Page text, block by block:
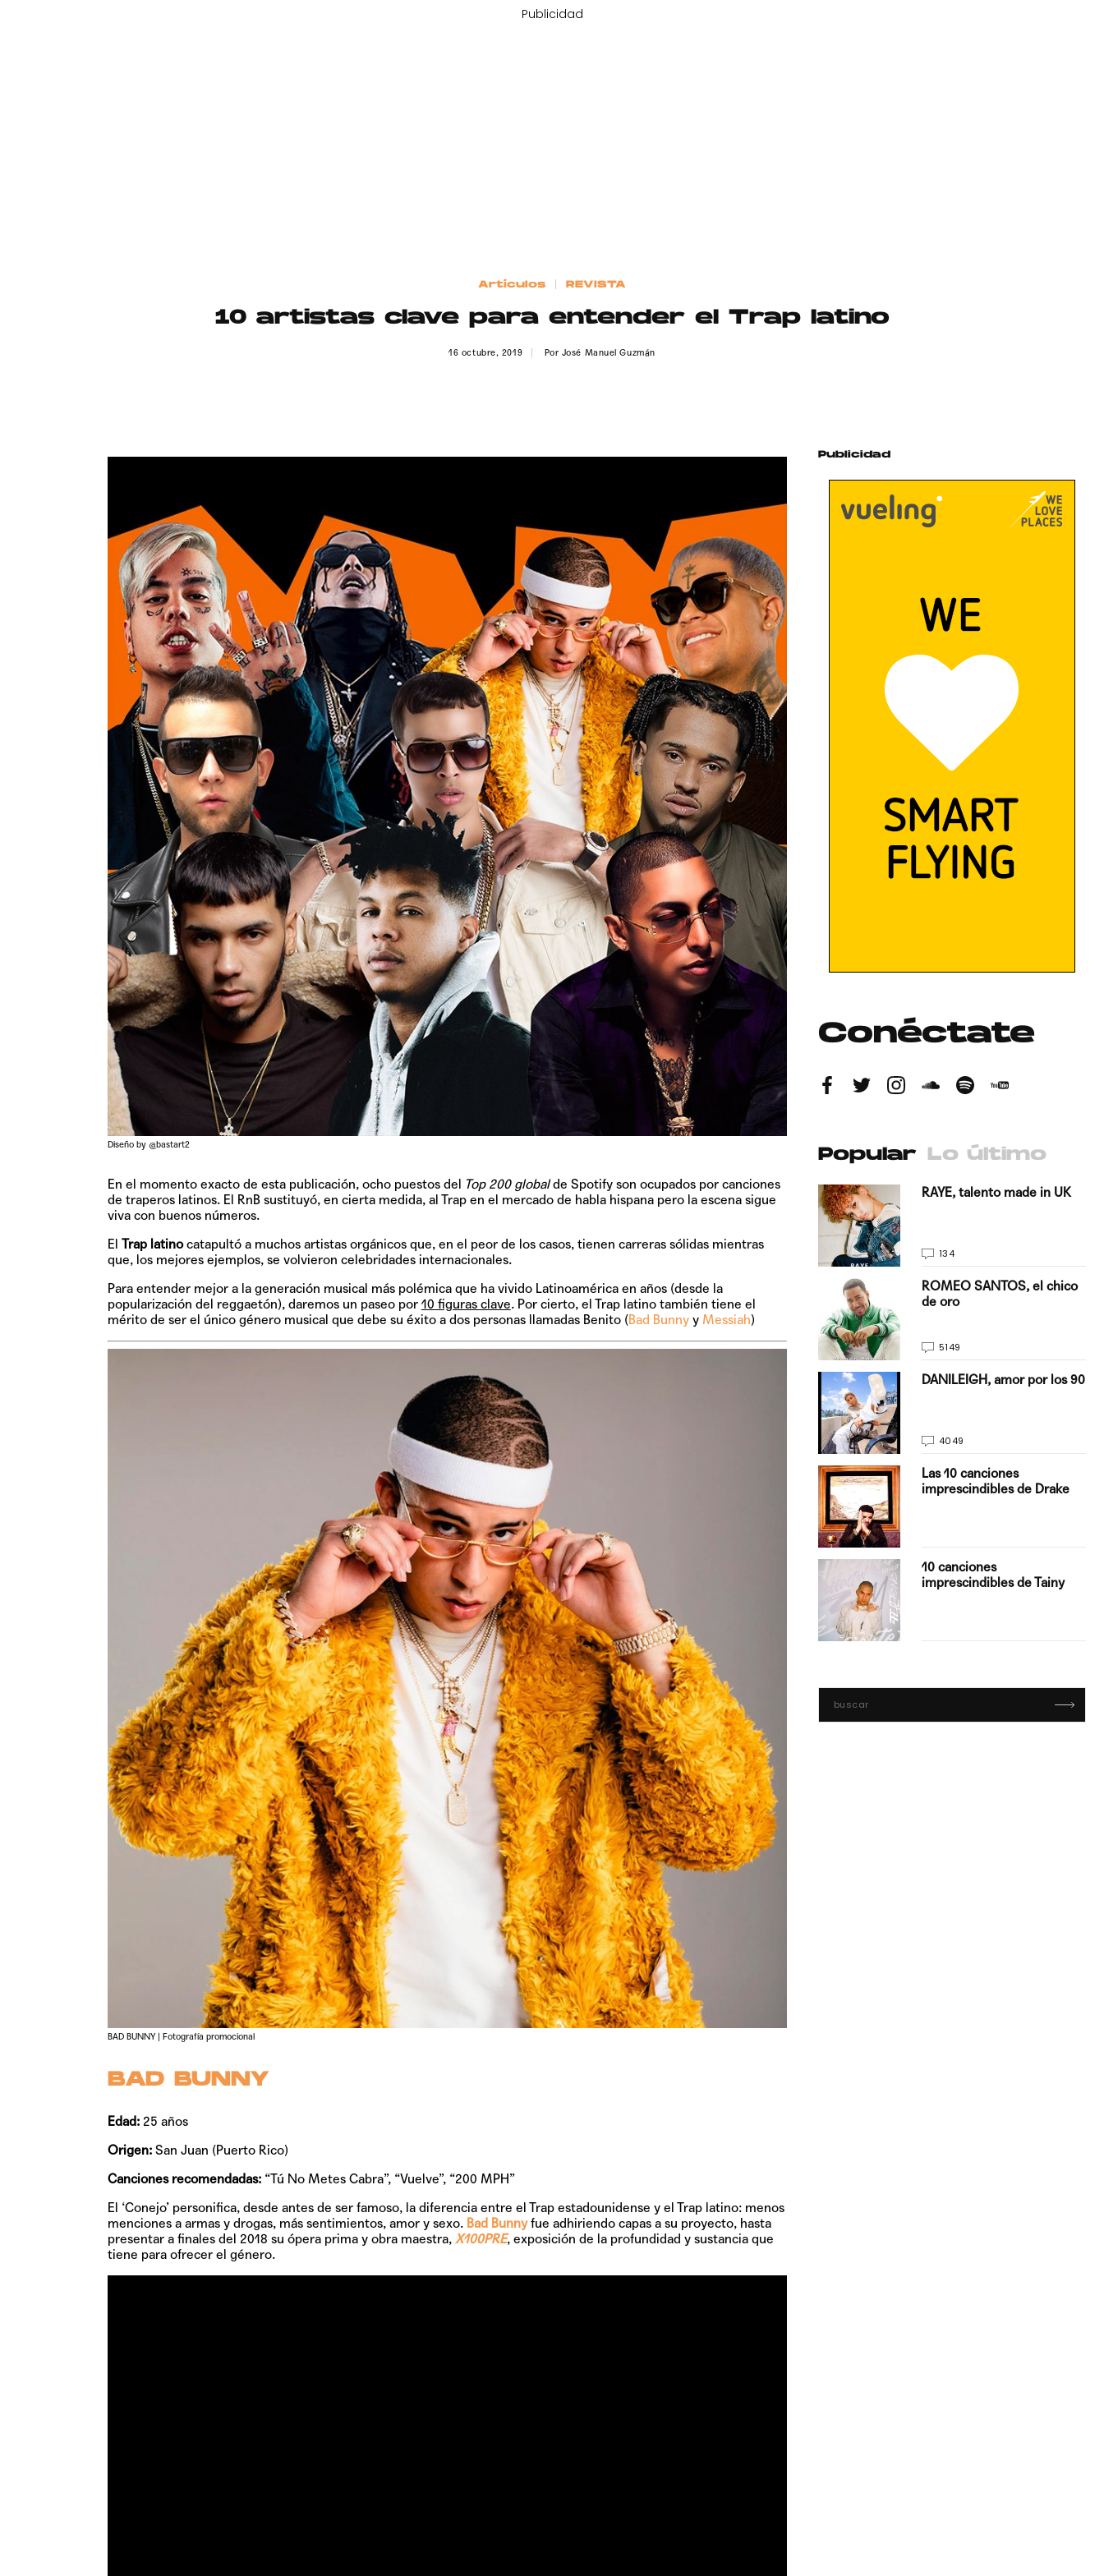
Publicidad
Artículos REVISTA
10 artistas clave para entender el Trap latino
16 octubre, 2019 Por José Manuel Guzmán
Diseño by @bastart2
En el momento exacto de esta publicación, ocho puestos del Top 200 globalde Spotify son ocupados por canciones
de traperos latinos. El RnB sustituyó, en cierta medida, al Trap en el mercado de habla hispana pero la escena sigue
viva con buenos números.
El Trap latinocatapultó a muchos artistas orgánicos que, en el peor de los casos, tienen carreras sólidas mientras
que, los mejores ejemplos, se volvieron celebridades internacionales.
Para entender mejor a la generación musical más polémica que ha vivido Latinoamérica en años (desde la
popularización del reggaetón), daremos un paseo por 10 figuras clave. Por cierto, el Trap latino también tiene el
mérito de ser el único género musical que debe su éxito a dos personas llamadas Benito (Bad Bunnyy Messiah)
BAD BUNNY | Fotografía promocional
BAD BUNNY
Edad:25 años
Origen: San Juan (Puerto Rico)
Canciones recomendadas: “Tú No Metes Cabra”, “Vuelve”, “200 MPH”
El ‘Conejo’ personifica, desde antes de ser famoso, la diferencia entre el Trap estadounidense y el Trap latino: menos
menciones a armas y drogas, más sentimientos, amor y sexo. Bad Bunnyfue adhiriendo capas a su proyecto, hasta
presentar a finales del 2018 su ópera prima y obra maestra, X100PRE, exposición de la profundidad y sustancia que
tiene para ofrecer el género.
Publicidad
Conéctate
Popular Lo último
TAINY, adelantado a su
tiempo
NICKI NICOLE, pisando
fuerte
RAYE, talento made in UK
134
ROMEO SANTOS, el chico
de oro
5149
DANILEIGH, amor por los 90
4049
Las 10 canciones
imprescindibles de Drake
10 canciones
imprescindibles de Tainy